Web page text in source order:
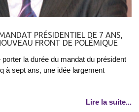
PRÉSIDENTIEL DE 7 ANS,
FRONT DE POLÉMIQUE
la durée du mandat du président
à sept ans, une idée largement
Lire la suite...